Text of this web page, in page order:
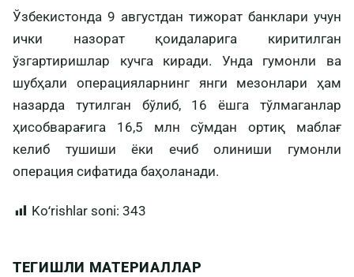
Ўзбекистонда 9 августдан тижорат банклари учун
ички назорат қоидаларига киритилган
ўзгартиришлар кучга киради. Унда гумонли ва
шубҳали операцияларнинг янги мезонлари ҳам
назарда тутилган бўлиб, 16 ёшга тўлмаганлар
ҳисобварағига 16,5 млн сўмдан ортиқ маблағ
келиб тушиши ёки ечиб олиниши гумонли
операция сифатида баҳоланади.
Koʻrishlar soni: 343
ТЕГИШЛИ МАТЕРИАЛЛАР